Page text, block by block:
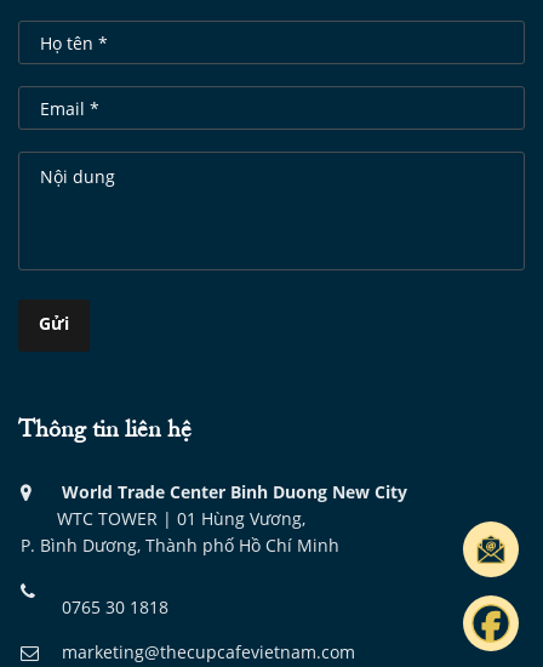
Thông tin liên hệ
World Trade Center Binh Duong New City
WTC TOWER | 01 Hùng Vương,
P. Bình Dương, Thành phố Hồ Chí Minh
0765 30 1818
marketing@thecupcafevietnam.com